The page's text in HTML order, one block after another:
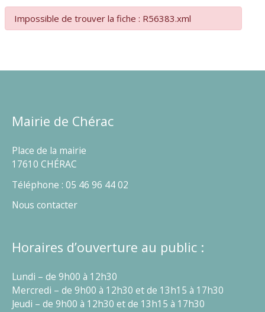
Impossible de trouver la fiche : R56383.xml
Mairie de Chérac
Place de la mairie
17610 CHÉRAC
Téléphone : 05 46 96 44 02
Nous contacter
Horaires d’ouverture au public :
Lundi – de 9h00 à 12h30
Mercredi – de 9h00 à 12h30 et de 13h15 à 17h30
Jeudi – de 9h00 à 12h30 et de 13h15 à 17h30